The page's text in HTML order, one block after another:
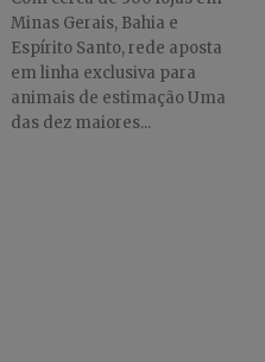
Minas Gerais, Bahia e
Espírito Santo, rede aposta
em linha exclusiva para
animais de estimação Uma
das dez maiores...